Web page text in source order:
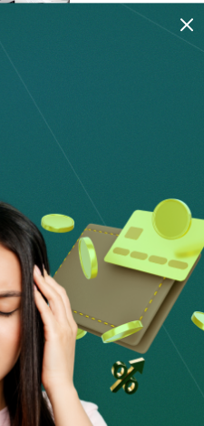
Что нужно сделать
подать заявление